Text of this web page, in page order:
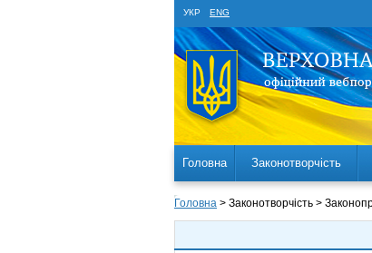
УКР ENG
Головна Законотворчість
Головна > Законотворчість >